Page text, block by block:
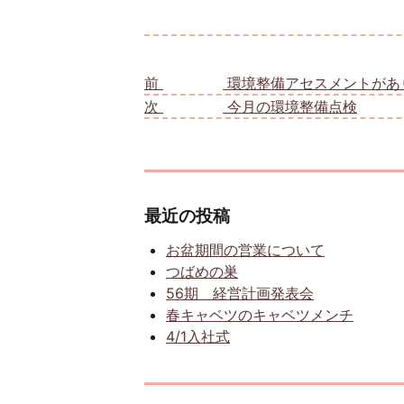
前
環境整備アセスメントが
次
今月の環境整備点検
最近の投稿
お盆期間の営業について
つばめの巣
56期 経営計画発表会
春キャベツのキャベツメンチ
4/1入社式